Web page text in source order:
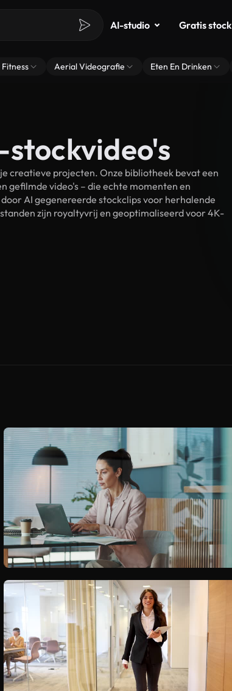
AI-studio Gratis stock
Fitness Aerial Videografie Eten En Drinken
creatieve projecten. Onze bibliotheek bevat een
gefilmde video's – die echte momenten en
AI gegenereerde stockclips voor herhalende
zijn royaltyvrij en geoptimaliseerd voor 4K-